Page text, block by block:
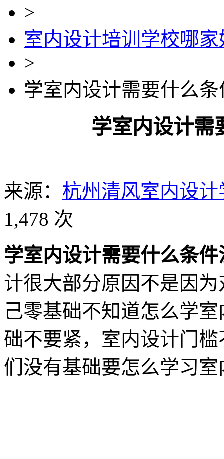
>
室内设计培训学校哪家
>
学室内设计需要什么
学室内设计需
来源： 杭州清风室内设计
1,478 次
学室内设计需要什么条
计很大部分原因不是因
己零基础不知道怎么学
础不要紧，室内设计门
们没有基础要怎么学习